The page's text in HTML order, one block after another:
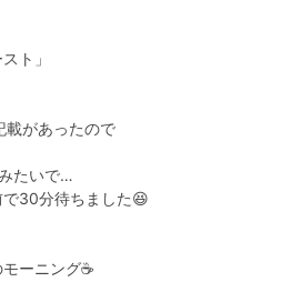
ト」
載があったので
たいで…
で30分待ちました😆
ーニング☕️